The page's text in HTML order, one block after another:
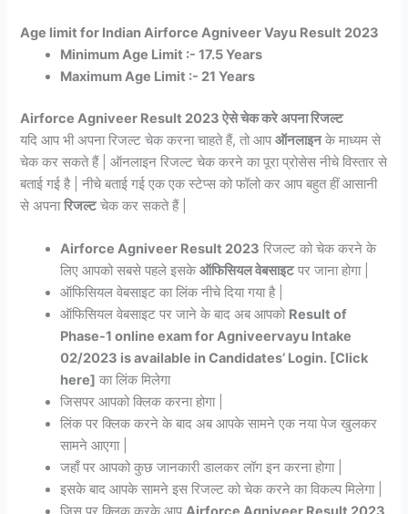
Age limit for Indian Airforce Agniveer Vayu Result 2023
Minimum Age Limit :- 17.5 Years
Maximum Age Limit :- 21 Years
Airforce Agniveer Result 2023 ऐसे चेक करे अपना रिजल्ट
यदि आप भी अपना रिजल्ट चेक करना चाहते हैं, तो आपऑनलाइनके माध्यम से
चेक कर सकते हैं | ऑनलाइन रिजल्ट चेक करने का पूरा प्रोसेस नीचे विस्तार से
बताई गई है | नीचे बताई गई एक एक स्टेप्स को फॉलो कर आप बहुत हीं आसानी
से अपनारिजल्टचेक कर सकते हैं |
Airforce Agniveer Result 2023 रिजल्ट को चेक करने के
लिए आपको सबसे पहले इसकेऑफिसियल वेबसाइटपर जाना होगा |
ऑफिसियल वेबसाइट का लिंक नीचे दिया गया है |
ऑफिसियल वेबसाइट पर जाने के बाद अब आपको Result of
Phase-1 online exam for Agniveervayu Intake
02/2023 is available in Candidates’ Login. [Click
here] का लिंक मिलेगा
जिसपर आपको क्लिक करना होगा |
लिंक पर क्लिक करने के बाद अब आपके सामने एक नया पेज खुलकर
सामने आएगा |
जहाँ पर आपको कुछ जानकारी डालकर लॉग इन करना होगा |
इसके बाद आपके सामने इस रिजल्ट को चेक करने का विकल्प मिलेगा |